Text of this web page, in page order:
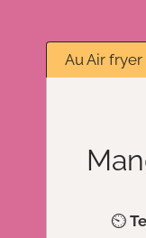
Au Air fryer
⏲️